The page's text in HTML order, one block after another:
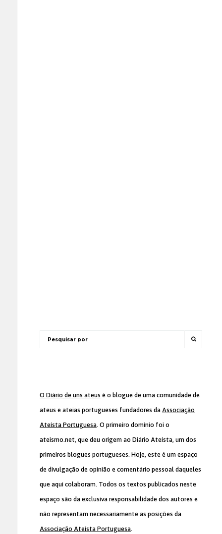
O Diário de uns ateus é o blogue de uma comunidade de
ateus e ateias portugueses fundadores da Associação
Ateísta Portuguesa. O primeiro domínio foi o
ateismo.net, que deu origem ao Diário Ateísta, um dos
primeiros blogues portugueses. Hoje, este é um espaço
de divulgação de opinião e comentário pessoal daqueles
que aqui colaboram. Todos os textos publicados neste
espaço são da exclusiva responsabilidade dos autores e
não representam necessariamente as posições da
Associação Ateísta Portuguesa.